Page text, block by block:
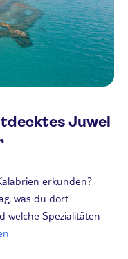
Juwel
erkunden?
was du dort
welche Spezialitäten